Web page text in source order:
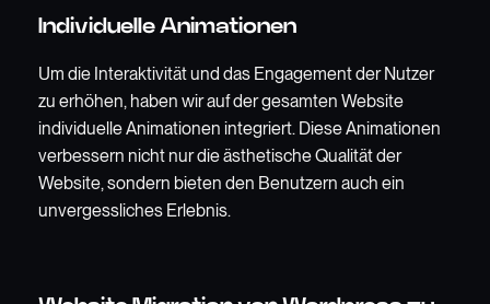
Individuelle Animationen
Um die Interaktivität und das Engagement der Nutzer
zu erhöhen, haben wir auf der gesamten Website
individuelle Animationen integriert. Diese Animationen
verbessern nicht nur die ästhetische Qualität der
Website, sondern bieten den Benutzern auch ein
unvergessliches Erlebnis.